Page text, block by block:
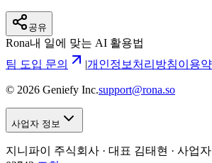
공유
Rona내 일에 맞는 AI 활용법
팀 도입 문의
|개인정보처리방침이용
© 2026 Geniefy Inc.support@rona.so
사업자 정보
지니파이 주식회사 · 대표 김태현 · 사업